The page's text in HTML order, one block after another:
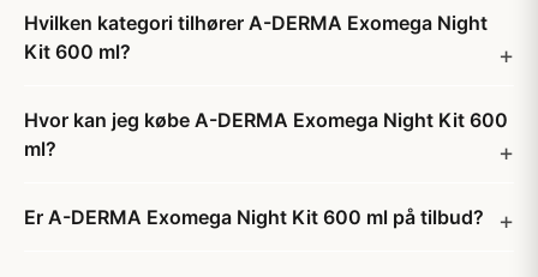
Hvilken kategori tilhører A-DERMA Exomega Night
Kit 600 ml?
Hvor kan jeg købe A-DERMA Exomega Night Kit 600
ml?
Er A-DERMA Exomega Night Kit 600 ml på tilbud?